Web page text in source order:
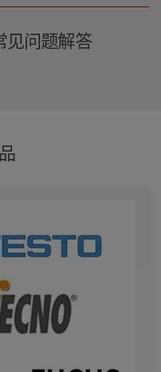
见问题解答